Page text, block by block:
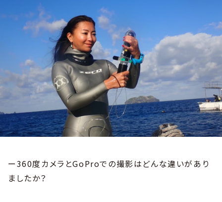
ー360度カメラとGoProでの撮影はどんな違いがあり
ましたか？